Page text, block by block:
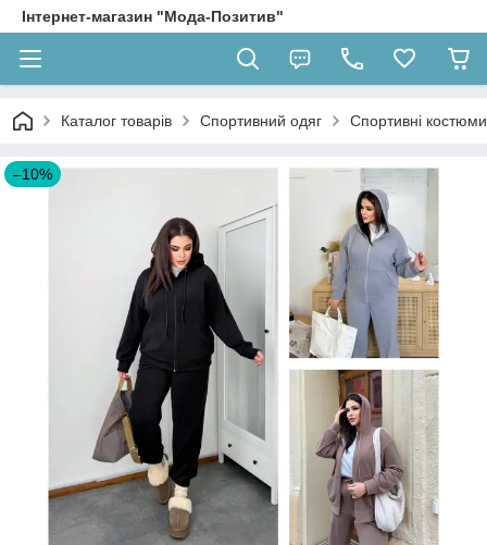
Інтернет-магазин "Мода-Позитив"
Каталог товарів Спортивний одяг Спортивні костюми
–10%